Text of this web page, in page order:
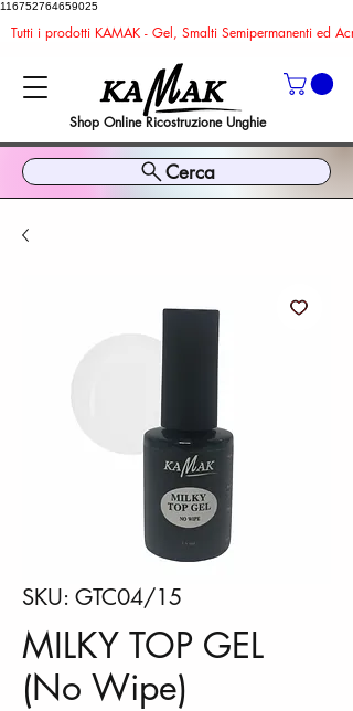
116752764659025
Shop Online Ricostruzione Unghie
Cerca
Tutti i prodotti KAMAK - Gel, Smalti Semipermanenti ed
SKU: GTC04/15
MILKY TOP GEL
(No Wipe)